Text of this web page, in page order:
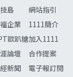
島
企業
歐趴糖
論壇
新聞
網站指引
1111簡介
加入1111
合作提案
電子報訂閱